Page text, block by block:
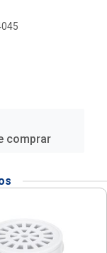
comprar